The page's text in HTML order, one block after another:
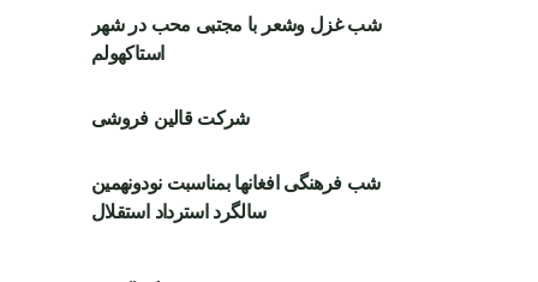
شب غزل وشعر با مجتبی محب در شهر
استاکهولم
شرکت قالین فروشی
شب فرهنگی افغانها بمناسبت نودونهمین
سالگرد استرداد استقلال